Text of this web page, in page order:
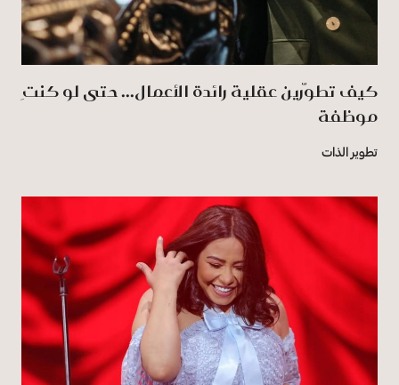
كيف تطوّرين عقلية رائدة الأعمال... حتى لو كنتِ
موظفة
تطوير الذات